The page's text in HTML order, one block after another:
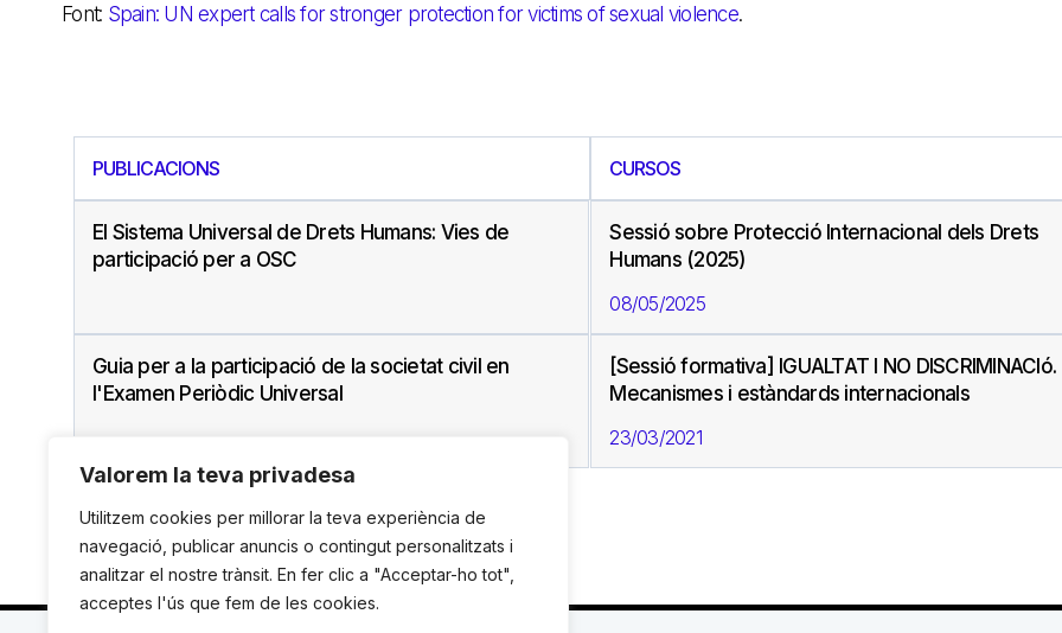
Valorem la teva privadesa
Utilitzem cookies per millorar la teva experiència de
navegació, publicar anuncis o contingut personalitzats i
analitzar el nostre trànsit. En fer clic a "Acceptar-ho tot",
acceptes l'ús que fem de les cookies.
Font: Spain: UN expert calls for stronger protection for victims of sexual violence.
PUBLICACIONS
El Sistema Universal de Drets Humans: Vies de
participació per a OSC
Guia per a la participació de la societat civil en
l'Examen Periòdic Universal
CURSOS
Sessió sobre Protecció Internacional dels Drets
Humans (2025)
08/05/2025
[Sessió formativa] IGUALTAT I NO DISCRIMINACIó.
Mecanismes i estàndards internacionals
23/03/2021